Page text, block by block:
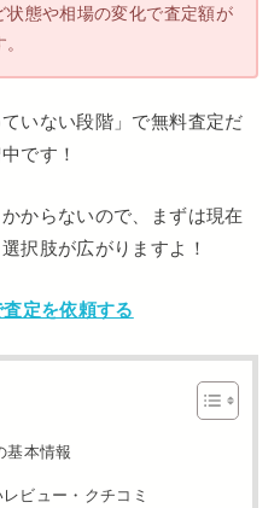
態や相場の変化で査定額が
いない段階」で無料査定だ
です！
からないので、まずは現在
択肢が広がりますよ！
査定を依頼する
基本情報
ビュー・クチコミ